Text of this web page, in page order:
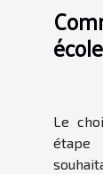
de
Le
étape